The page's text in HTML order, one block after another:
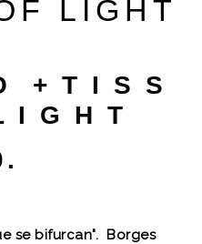
LIGHT
+ T I S S
I G H T
se bifurcan". Borges